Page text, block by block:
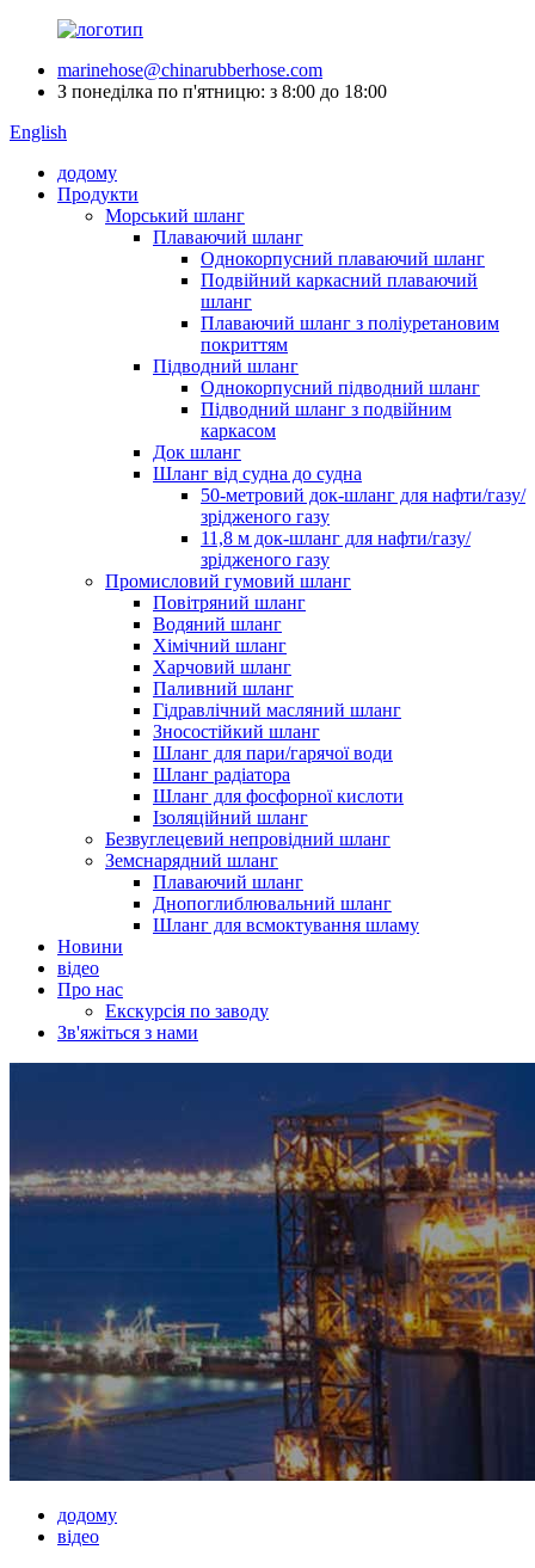
marinehose@chinarubberhose.com
З понеділка по п'ятницю: з 8:00 до 18:00
English
додому
Продукти
Морський шланг
Плаваючий шланг
Однокорпусний плаваючий шланг
Подвійний каркасний плаваючий
шланг
Плаваючий шланг з поліуретановим
покриттям
Підводний шланг
Однокорпусний підводний шланг
Підводний шланг з подвійним
каркасом
Док шланг
Шланг від судна до судна
50-метровий док-шланг для нафти/газу/
зрідженого газу
11,8 м док-шланг для нафти/газу/
зрідженого газу
Промисловий гумовий шланг
Повітряний шланг
Водяний шланг
Хімічний шланг
Харчовий шланг
Паливний шланг
Гідравлічний масляний шланг
Зносостійкий шланг
Шланг для пари/гарячої води
Шланг радіатора
Шланг для фосфорної кислоти
Ізоляційний шланг
Безвуглецевий непровідний шланг
Земснарядний шланг
Плаваючий шланг
Днопоглиблювальний шланг
Шланг для всмоктування шламу
Новини
відео
Про нас
Екскурсія по заводу
Зв'яжіться з нами
додому
відео